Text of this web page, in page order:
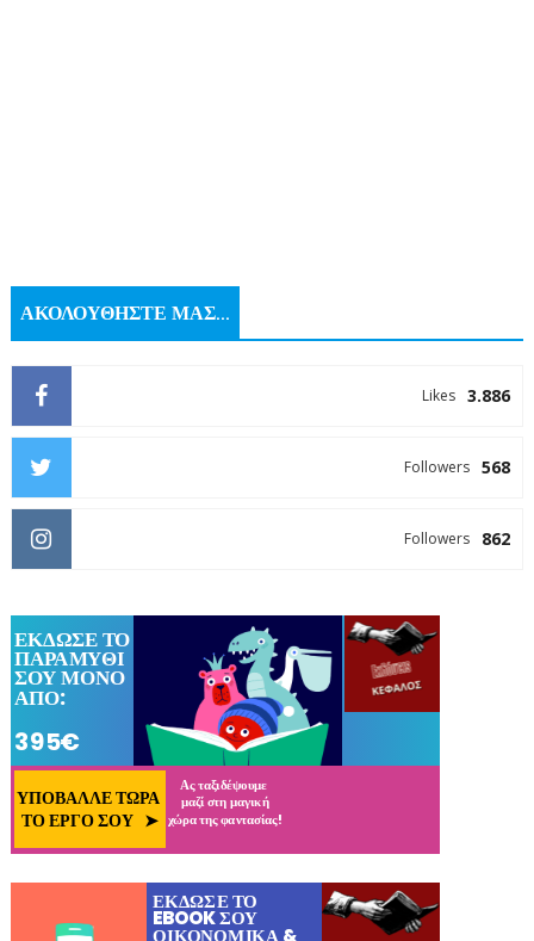
ΑΚΟΛΟΥΘΗΣΤΕ ΜΑΣ...
3.886
Likes
568
Followers
862
Followers